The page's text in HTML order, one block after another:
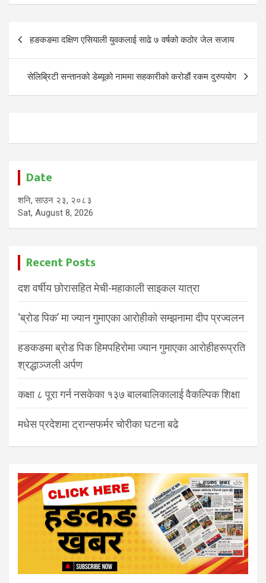
Post
navigation
हङकङमा दक्षिण एसियाली युवकलाई साढे ७ वर्षको कठोर जेल सजाय
सेलिब्रिटी सन्तानको डेब्यूको नाममा सहकारीको करोडौं रकम दुरुपयोग
Date
शनि, साउन २३, २०८३
Sat, August 8, 2026
Recent Posts
दश वर्षीय छोरासहित मेची-महाकाली साइकल यात्रा
‘ब्रोड पिक’ मा ज्यान गुमाएका आरोहीको सम्झनामा दीप प्रज्वलन
हङकङमा ब्रोड पिक हिमपहिरोमा ज्यान गुमाएका आरोहीहरूप्रति
श्रद्धाञ्जली अर्पण
कक्षा ८ पूरा गर्न नसकेका १३७ बालबालिकालाई वैकल्पिक शिक्षा
मधेस प्रदेशमा ट्रान्सफर्मर चोरीका घटना बढे